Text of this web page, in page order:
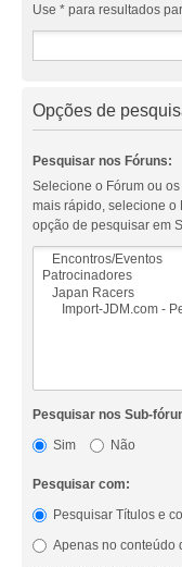
Use * para resultados
Opções de
Pesquisar nos Fóruns:
Selecione o Fórum ou
mais rápido, selecione o
opção de pesquisar em
Pesquisar nos Sub-
Sim
Não
Pesquisar com:
Pesquisar Títulos e
Apenas no conteúdo